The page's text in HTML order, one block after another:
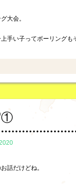
大会。
手い子ってボーリング
①
話だけどね。